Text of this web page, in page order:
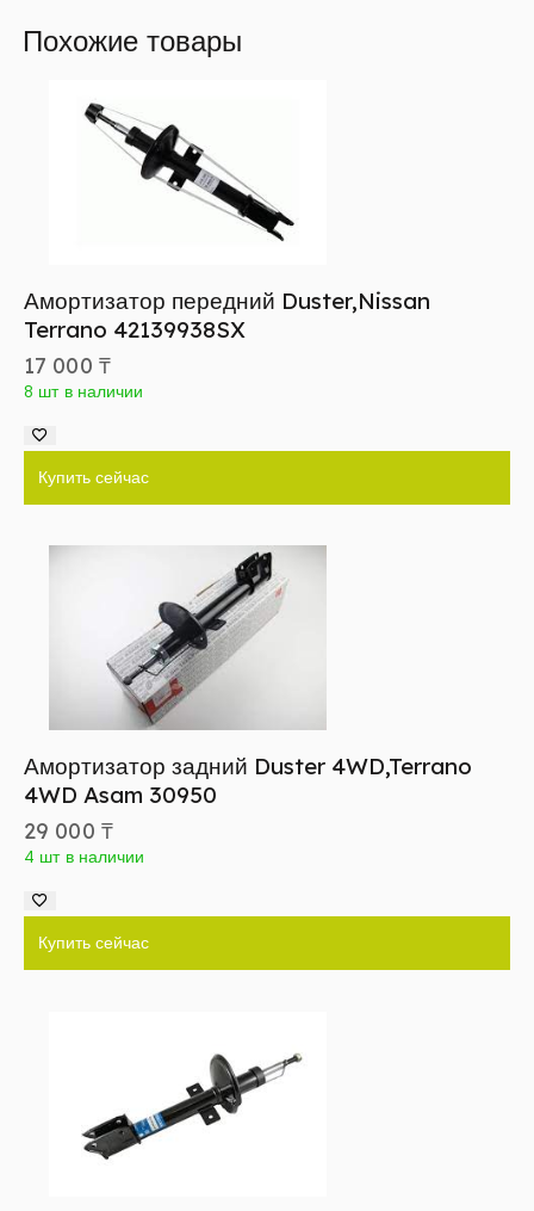
Похожие товары
Амортизатор передний Duster,Nissan
Terrano 42139938SX
17 000 ₸
8 шт в наличии
Купить сейчас
Амортизатор задний Duster 4WD,Terrano
4WD Asam 30950
29 000 ₸
4 шт в наличии
Купить сейчас